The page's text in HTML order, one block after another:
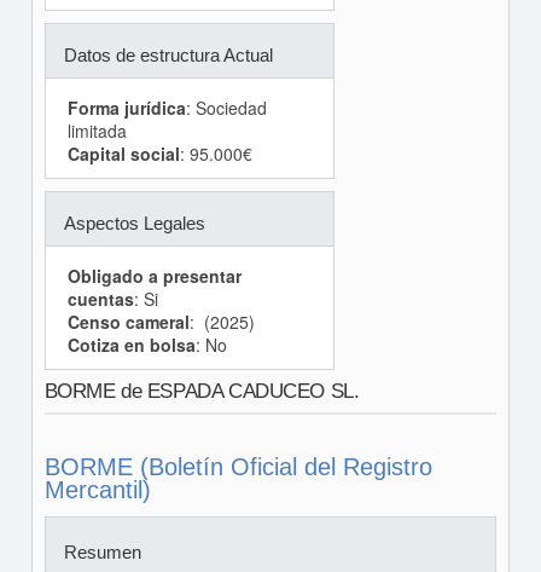
Datos de estructura Actual
Forma jurídica: Sociedad
limitada
Capital social: 95.000€
Aspectos Legales
Obligado a presentar
cuentas: Si
Censo cameral: (2025)
Cotiza en bolsa: No
BORME de ESPADA CADUCEO SL.
BORME (Boletín Oficial del Registro
Mercantil)
Resumen